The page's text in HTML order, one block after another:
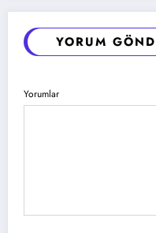
YORUM
Yorumlar